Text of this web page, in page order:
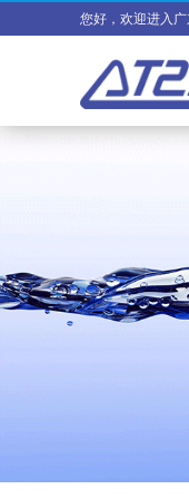
您好，欢迎进入